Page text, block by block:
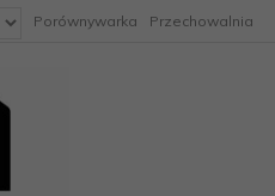
Porównywarka Przechowalnia